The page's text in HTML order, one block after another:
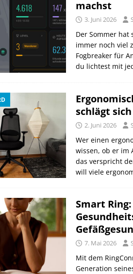
machst
3. Juni 2026
Der Sommer hat
immer noch viel
Fogbreaker für
du lichtest mit
schlägt
2. Juni 2026
Wer einen
wissen, ob er im
das verspricht
will viele
Smart
7. Mai 2026
Mit dem
Generation